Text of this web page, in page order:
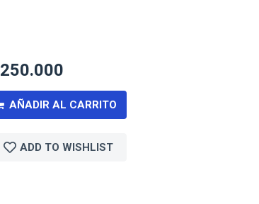
250.000
AÑADIR AL CARRITO
ADD TO WISHLIST